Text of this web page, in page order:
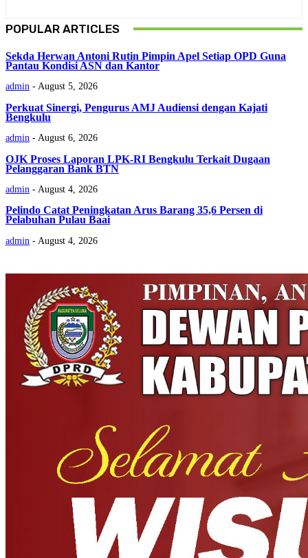
POPULAR ARTICLES
Sekda Herwan Antoni Rutin Pimpin Apel Setiap OPD Guna
Pantau Kondisi ASN dan Kantor
admin - August 5, 2026
Perkuat Sinergi, Pengurus AMJ Audiensi dengan Kajati
Bengkulu
admin - August 6, 2026
OJK Proses Laporan LPK-RI Bengkulu Terkait Dugaan
Pelanggaran Bank BTN
admin - August 4, 2026
Pelindo Catat Peningkatan Arus Barang 35,6 Persen di
Pelabuhan Pulau Baai
admin - August 4, 2026